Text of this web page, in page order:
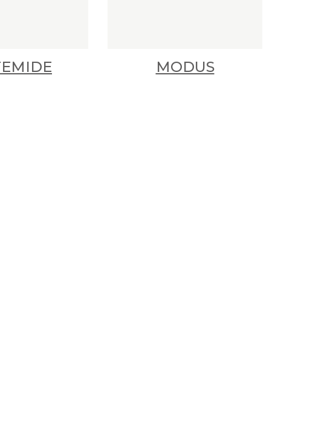
MODUS